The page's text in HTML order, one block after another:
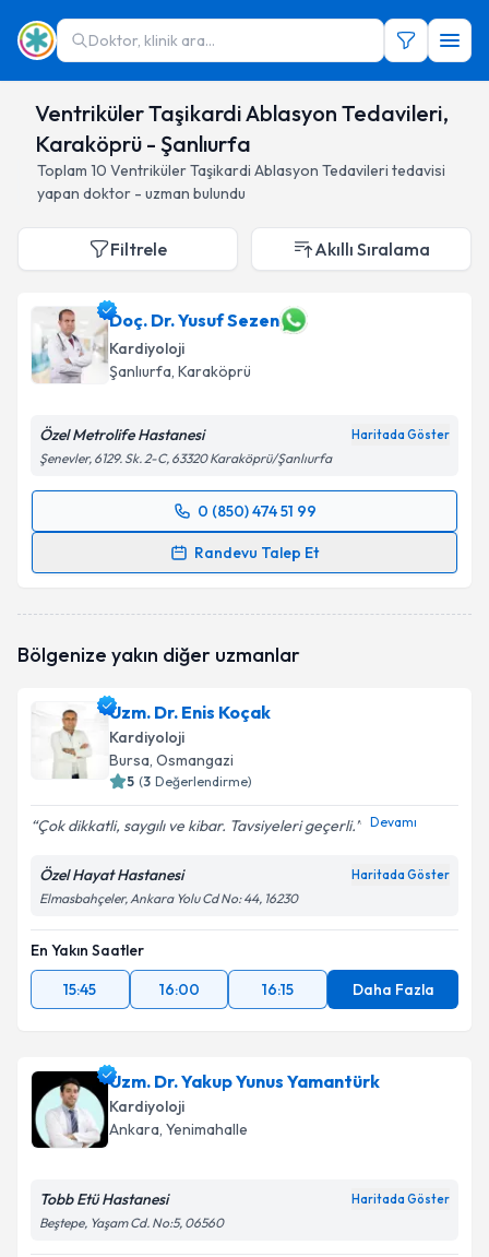
Doktor, klinik ara...
Ventriküler Taşikardi Ablasyon Tedavileri,
Karaköprü - Şanlıurfa
Toplam 10 Ventriküler Taşikardi Ablasyon Tedavileri tedavisi
yapan doktor - uzman bulundu
Filtrele Akıllı Sıralama
Doç. Dr. Yusuf Sezen
Kardiyoloji
Şanlıurfa, Karaköprü
Özel Metrolife Hastanesi Haritada Göster
Şenevler, 6129. Sk. 2-C, 63320 Karaköprü/Şanlıurfa
0 (850) 474 51 99
Randevu Talep Et
Randevu Takvimi Talebi
oluşturun. Size bu uzmandan randevu almanız için bir
Kişisel verilerimin işlenmesine ilişkin
Metni'ni okudum ve kişisel verilerimin belirtilen
kapsamda işlenmesini kabul ediyorum.
Takvim Talebini Gönder
Bölgenize yakın diğer uzmanlar
Uzm. Dr. Enis Koçak
Kardiyoloji
Bursa, Osmangazi
5 (3 Değerlendirme)
Çok dikkatli, saygılı ve kibar. Tavsiyeleri geçerli. Devamı
Özel Hayat Hastanesi Haritada Göster
Elmasbahçeler, Ankara Yolu Cd No: 44, 16230
En Yakın Saatler
15:45
16:00 16:15 Daha Fazla
Uzm. Dr. Yakup Yunus Yamantürk
Kardiyoloji
Ankara, Yenimahalle
Tobb Etü Hastanesi Haritada Göster
Beştepe, Yaşam Cd. No:5, 06560